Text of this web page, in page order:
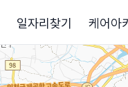
일자리찾기 케어아